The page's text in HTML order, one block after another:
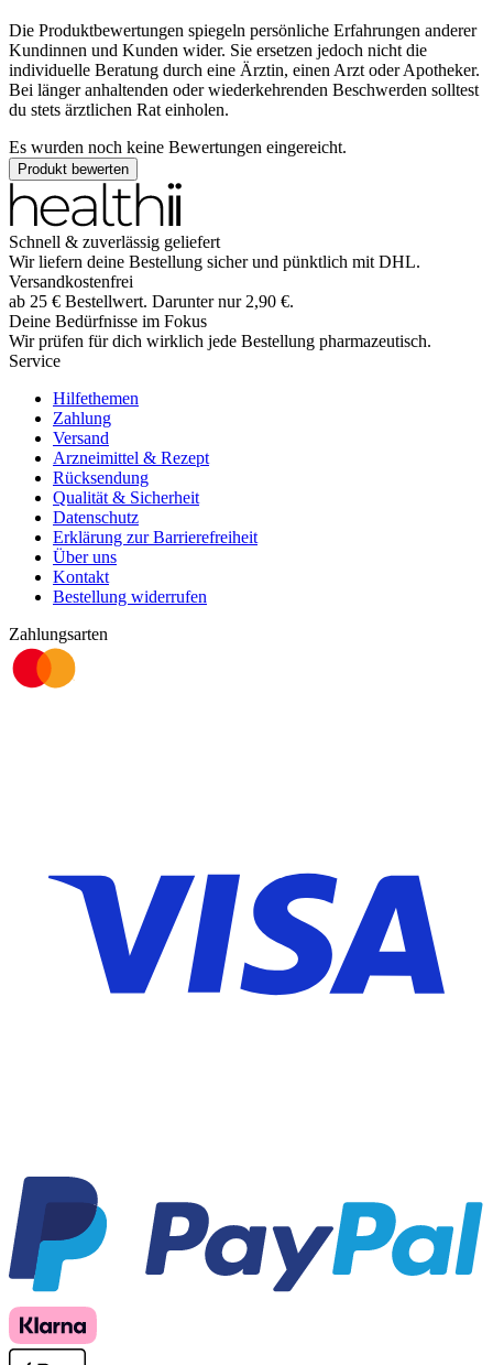
Die Produktbewertungen spiegeln persönliche Erfahrungen anderer
Kundinnen und Kunden wider. Sie ersetzen jedoch nicht die
individuelle Beratung durch eine Ärztin, einen Arzt oder Apotheker.
Bei länger anhaltenden oder wiederkehrenden Beschwerden solltest
du stets ärztlichen Rat einholen.
Es wurden noch keine Bewertungen eingereicht.
Produkt bewerten
Schnell & zuverlässig geliefert
Wir liefern deine Bestellung sicher und pünktlich mit DHL.
Versandkostenfrei
ab 25 € Bestellwert. Darunter nur 2,90 €.
Deine Bedürfnisse im Fokus
Wir prüfen für dich wirklich jede Bestellung pharmazeutisch.
Service
Hilfethemen
Zahlung
Versand
Arzneimittel & Rezept
Rücksendung
Qualität & Sicherheit
Datenschutz
Erklärung zur Barrierefreiheit
Über uns
Kontakt
Bestellung widerrufen
Zahlungsarten